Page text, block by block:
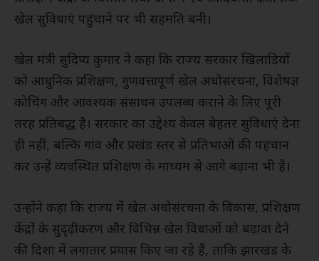
खेल सुविधाएं पहुंचाने पर भी सहमति बनी।
खेल मंत्री सुदिप्य कुमार ने कहा कि राज्य सरकार खिलाड़ियों
को आधुनिक प्रशिक्षण, गुणवत्तापूर्ण खेल अधोसंरचना, विशेषज्ञ
कोचिंग और आवश्यक संसाधन उपलब्ध कराने के लिए पूरी
तरह प्रतिबद्ध है। सरकार का उद्देश्य केवल बेहतर सुविधाएं देना
ही नहीं, बल्कि गांव और प्रखंड स्तर से प्रतिभाओं की पहचान
कर उन्हें व्यवस्थित प्रशिक्षण के माध्यम से आगे बढ़ाना भी है।
उन्होंने कहा कि राज्य में खेल अधोसंरचना के विकास, प्रशिक्षण
केंद्रों के सुदृढ़ीकरण और विभिन्न खेल विधाओं को बढ़ावा देने
की दिशा में लगातार प्रयास किए जा रहे हैं, ताकि झारखंड के